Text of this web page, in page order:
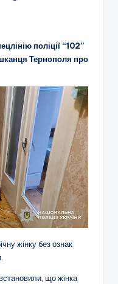
поліції “102”
Тернополя про
жінку без ознак
що жінка